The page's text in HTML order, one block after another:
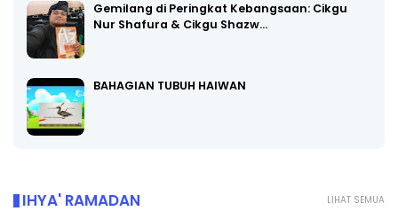
Gemilang di Peringkat Kebangsaan: Cikgu
Nur Shafura & Cikgu Shazw…
BAHAGIAN TUBUH HAIWAN
LIHAT SEMUA
IHYA' RAMADAN